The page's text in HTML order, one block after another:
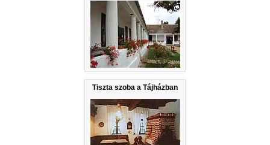
Tiszta szoba a Tájházban